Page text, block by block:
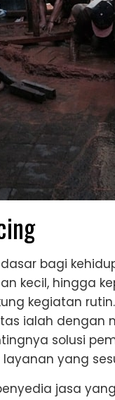
bagi
kecil, hingga
kegiatan
ialah dengan
solusi
yang
jasa